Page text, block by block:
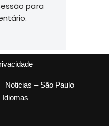
para
Noticias – São Paulo
Idiomas